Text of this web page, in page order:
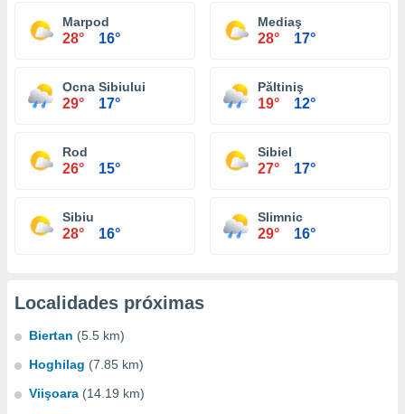
Marpod
28° 16°
Mediaş
28° 17°
Ocna Sibiului
29° 17°
Păltiniş
19° 12°
Rod
26° 15°
Sibiel
27° 17°
Sibiu
28° 16°
Slimnic
29° 16°
Localidades próximas
Biertan (5.5 km)
Hoghilag (7.85 km)
Viişoara (14.19 km)